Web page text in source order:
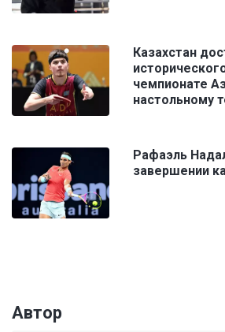
Казахстан
чемпионате
настольному
Рафаэль
завершении
Автор